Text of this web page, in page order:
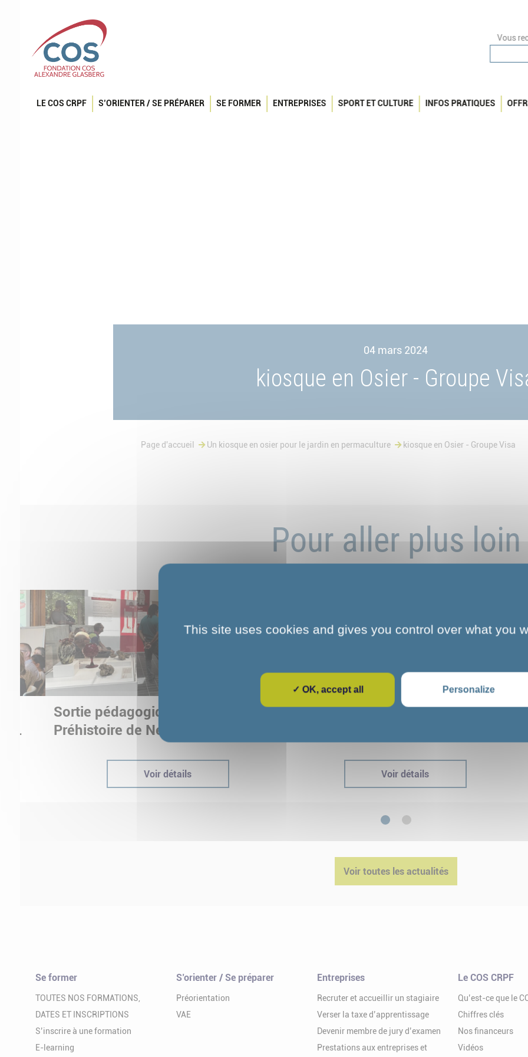
Vous
LE COS CRPF S’ORIENTER / SE PRÉPARER SE FORMER ENTREPRISES SPORT ET CULTURE INFOS PRATIQUES
04 mars 2024
kiosque en Osier - Groupe
Page d'accueil Un kiosque en osier pour le jardin en permaculture kiosque en Osier - Groupe Visa
Pour aller plus loin
Sortie pédagogique au Musée de
Préhistoire de Nemours : apprendre
Voir détails
L'art et la culture s'invitent au COS
Voir détails
Voir toutes les actualités
Se former
TOUTES NOS FORMATIONS,
DATES ET INSCRIPTIONS
S’inscrire à une formation
E-learning
S’orienter / Se préparer
Préorientation
VAE
Entreprises
Recruter et accueillir un stagiaire
Verser la taxe d’apprentissage
Devenir membre de jury d’examen
Prestations aux entreprises et
Le COS CRPF
Qu’est-ce que le
Chiffres clés
Nos financeurs
Vidéos
This site uses cookies and gives you control over what you
✓ OK, accept all Personalize